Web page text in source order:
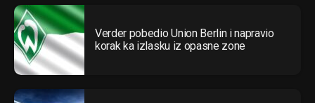
Verder pobedio Union Berlin i napravio
korak ka izlasku iz opasne zone